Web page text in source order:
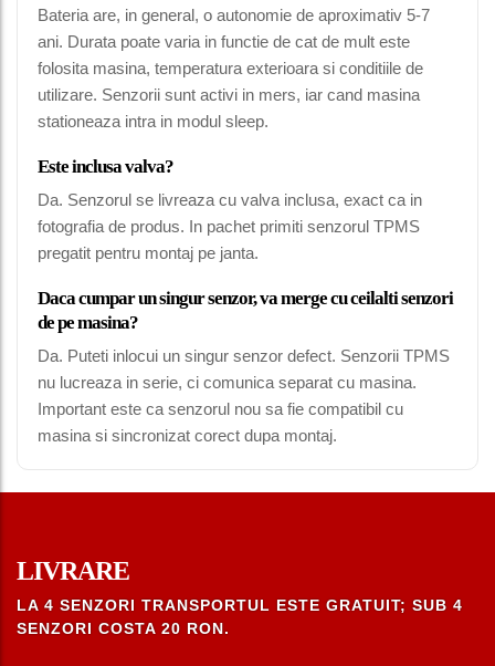
Bateria are, in general, o autonomie de aproximativ 5-7
ani. Durata poate varia in functie de cat de mult este
folosita masina, temperatura exterioara si conditiile de
utilizare. Senzorii sunt activi in mers, iar cand masina
stationeaza intra in modul sleep.
Este inclusa valva?
Da. Senzorul se livreaza cu valva inclusa, exact ca in
fotografia de produs. In pachet primiti senzorul TPMS
pregatit pentru montaj pe janta.
Daca cumpar un singur senzor, va merge cu ceilalti senzori
de pe masina?
Da. Puteti inlocui un singur senzor defect. Senzorii TPMS
nu lucreaza in serie, ci comunica separat cu masina.
Important este ca senzorul nou sa fie compatibil cu
masina si sincronizat corect dupa montaj.
LIVRARE
LA 4 SENZORI TRANSPORTUL ESTE GRATUIT; SUB 4
SENZORI COSTA 20 RON.